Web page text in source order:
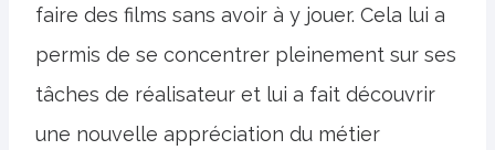
faire des films sans avoir à y jouer. Cela lui a
permis de se concentrer pleinement sur ses
tâches de réalisateur et lui a fait découvrir
une nouvelle appréciation du métier